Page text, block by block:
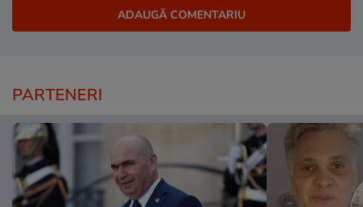
PARTENERI